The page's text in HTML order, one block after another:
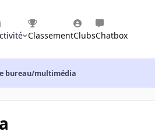
ClassementClubsChatbox
bureau/multimédia